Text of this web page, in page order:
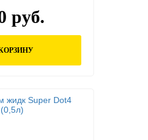
руб.